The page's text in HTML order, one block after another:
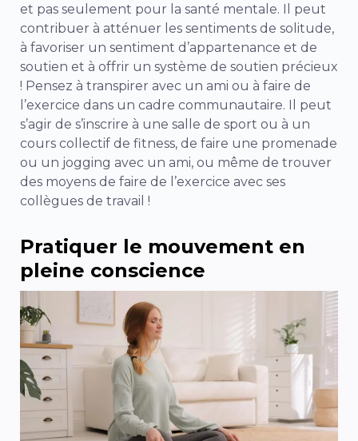
et pas seulement pour la santé mentale. Il peut
contribuer à atténuer les sentiments de solitude,
à favoriser un sentiment d’appartenance et de
soutien et à offrir un système de soutien précieux
! Pensez à transpirer avec un ami ou à faire de
l’exercice dans un cadre communautaire. Il peut
s’agir de s’inscrire à une salle de sport ou à un
cours collectif de fitness, de faire une promenade
ou un jogging avec un ami, ou même de trouver
des moyens de faire de l’exercice avec ses
collègues de travail !
Pratiquer le mouvement en
pleine conscience